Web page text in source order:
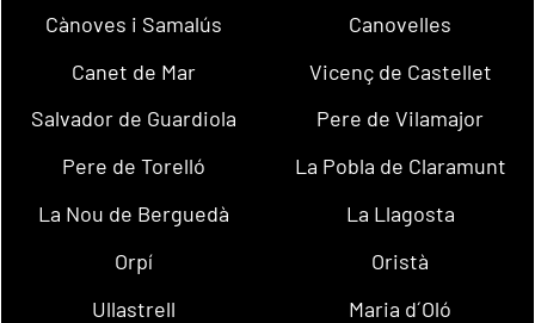
Cànoves i Samalús
Canovelles
Canet de Mar
Vicenç de Castellet
Salvador de Guardiola
Pere de Vilamajor
Pere de Torelló
La Pobla de Claramunt
La Nou de Berguedà
La Llagosta
Orpí
Oristà
Ullastrell
Maria d´Oló